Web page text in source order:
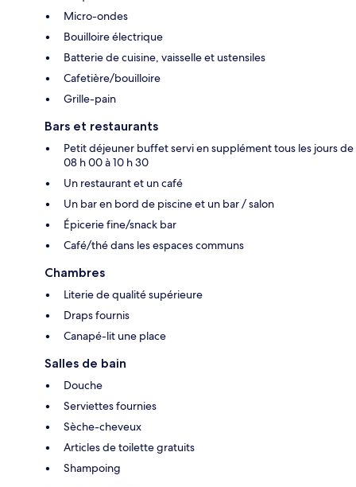
Micro-ondes
Bouilloire électrique
Batterie de cuisine, vaisselle et ustensiles
Cafetière/bouilloire
Grille-pain
Bars et restaurants
Petit déjeuner buffet servi en supplément tous les jours de
08 h 00 à 10 h 30
Un restaurant et un café
Un bar en bord de piscine et un bar / salon
Épicerie fine/snack bar
Café/thé dans les espaces communs
Chambres
Literie de qualité supérieure
Draps fournis
Canapé-lit une place
Salles de bain
Douche
Serviettes fournies
Sèche-cheveux
Articles de toilette gratuits
Shampoing